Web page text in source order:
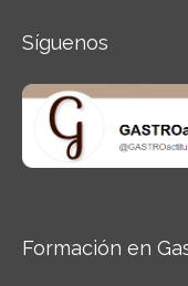
Síguenos
Formación en